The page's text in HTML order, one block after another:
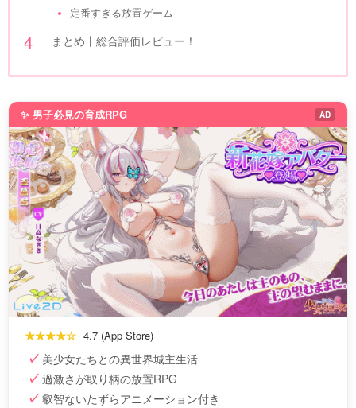
定番すぎる放置ゲーム
まとめ丨総合評価レビュー！
✨ 男子必見の育成RPG AD
★★★★☆ 4.7 (App Store)
美少女たちとの異世界城主生活
過激さが取り柄の放置RPG
叡智ないたずらアニメーション付き